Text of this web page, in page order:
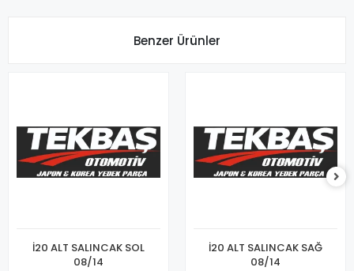
Benzer Ürünler
İ20 ALT SALINCAK SOL
08/14
İ20 ALT SALINCAK SAĞ
08/14